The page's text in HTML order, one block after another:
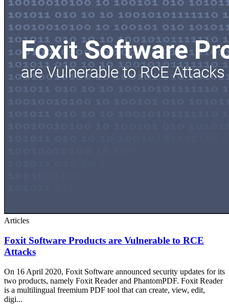
Articles
Foxit Software Products are Vulnerable to RCE
Attacks
On 16 April 2020, Foxit Software announced security updates for its
two products, namely Foxit Reader and PhantomPDF. Foxit Reader
is a multilingual freemium PDF tool that can create, view, edit,
digi...